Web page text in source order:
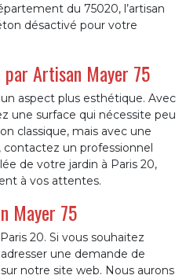
du 75020, l’artisan
désactivé pour votre
Artisan Mayer 75
aspect plus esthétique. Avec
une surface qui nécessite peu
classique, mais avec une
un professionnel
de votre jardin à Paris 20,
à vos attentes.
Mayer 75
20. Si vous souhaitez
une demande de
notre site web. Nous aurons